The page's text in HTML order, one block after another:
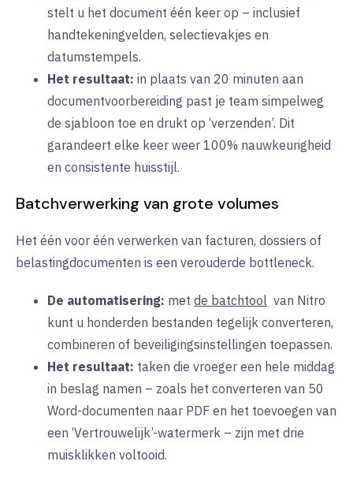
stelt u het document één keer op – inclusief
handtekeningvelden, selectievakjes en
datumstempels.
Het resultaat: in plaats van 20 minuten aan
documentvoorbereiding past je team simpelweg
de sjabloon toe en drukt op ‘verzenden’. Dit
garandeert elke keer weer 100% nauwkeurigheid
en consistente huisstijl.
Batchverwerking van grote volumes
Het één voor één verwerken van facturen, dossiers of
belastingdocumenten is een verouderde bottleneck.
De automatisering: met de batchtool van Nitro
kunt u honderden bestanden tegelijk converteren,
combineren of beveiligingsinstellingen toepassen.
Het resultaat: taken die vroeger een hele middag
in beslag namen – zoals het converteren van 50
Word-documenten naar PDF en het toevoegen van
een ‘Vertrouwelijk’-watermerk – zijn met drie
muisklikken voltooid.